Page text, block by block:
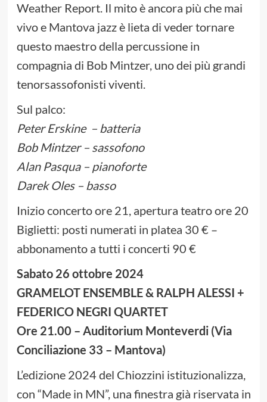
Weather Report. Il mito è ancora più che mai
vivo e Mantova jazz è lieta di veder tornare
questo maestro della percussione in
compagnia di Bob Mintzer, uno dei più grandi
tenorsassofonisti viventi.
Sul palco:
Peter Erskine – batteria
Bob Mintzer – sassofono
Alan Pasqua – pianoforte
Darek Oles – basso
Inizio concerto ore 21, apertura teatro ore 20
Biglietti: posti numerati in platea 30 € –
abbonamento a tutti i concerti 90 €
Sabato 26 ottobre 2024
GRAMELOT ENSEMBLE & RALPH ALESSI +
FEDERICO NEGRI QUARTET
Ore 21.00 – Auditorium Monteverdi (Via
Conciliazione 33 – Mantova)
L’edizione 2024 del Chiozzini istituzionalizza,
con “Made in MN”, una finestra già riservata in